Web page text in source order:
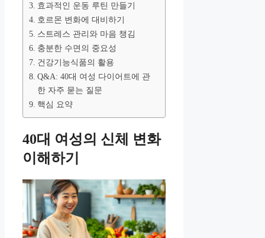
효과적인 운동 루틴 만들기
호르몬 변화에 대비하기
스트레스 관리와 마음 챙김
충분한 수면의 중요성
건강기능식품의 활용
Q&A: 40대 여성 다이어트에 관
한 자주 묻는 질문
핵심 요약
40대 여성의 신체 변화
이해하기